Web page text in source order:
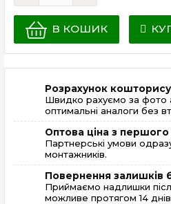
В КОШИК
Розрахунок
Швидко рахуємо за фото
оптимальні аналоги без
Оптова ціна з
Партнерські умови
монтажників.
Повернення залишків
Приймаємо надлишки
можливе протягом 14